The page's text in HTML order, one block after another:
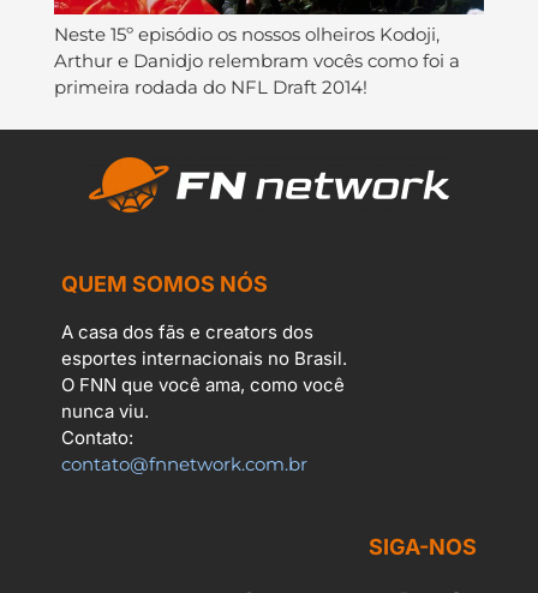
Neste 15º episódio os nossos olheiros Kodoji,
Arthur e Danidjo relembram vocês como foi a
primeira rodada do NFL Draft 2014!
QUEM SOMOS NÓS
A casa dos fãs e creators dos
esportes internacionais no Brasil.
O FNN que você ama, como você
nunca viu.
Contato:
contato@fnnetwork.com.br
SIGA-NOS